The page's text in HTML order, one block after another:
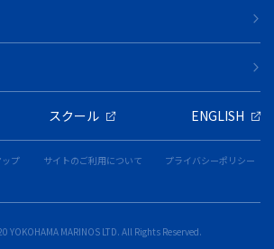
スクール ENGLISH
プ サイトのご利用について
プライバシーポリシー
YOKOHAMA MARINOS LTD. All Rights Reserved.